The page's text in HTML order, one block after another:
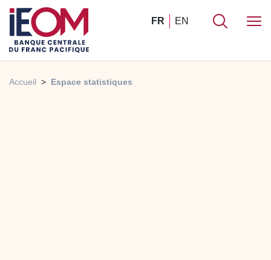
FR EN
Accueil Espace statistiques